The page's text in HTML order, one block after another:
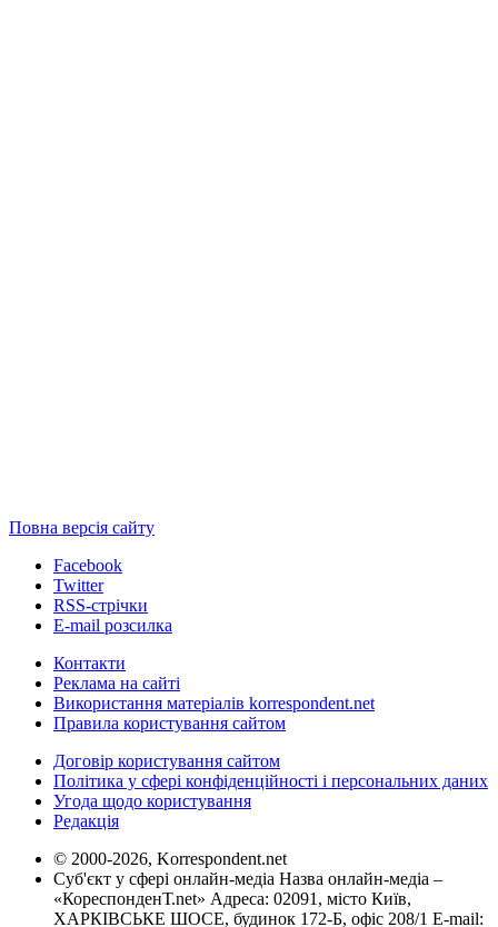
Повна версія сайту
Facebook
Twitter
RSS-стрічки
E-mail розсилка
Контакти
Реклама на сайті
Використання матеріалів korrespondent.net
Правила користування сайтом
Договір користування сайтом
Політика у сфері конфіденційності і персональних даних
Угода щодо користування
Редакція
© 2000-2026, Korrespondent.net
Суб'єкт у сфері онлайн-медіа Назва онлайн-медіа –
«КореспонденТ.net» Адреса: 02091, місто Київ,
ХАРКІВСЬКЕ ШОСЕ, будинок 172-Б, офіс 208/1 E-mail: